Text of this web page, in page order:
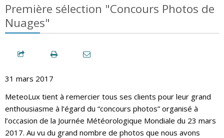
Première sélection "Concours Photos de
Nuages"
31 mars 2017
MeteoLux tient à remercier tous ses clients pour leur grand
enthousiasme à l’égard du “concours photos” organisé à
l’occasion de la Journée Météorologique Mondiale du 23 mars
2017. Au vu du grand nombre de photos que nous avons